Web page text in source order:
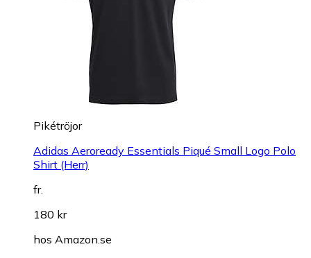
Pikétröjor
Adidas Aeroready Essentials Piqué Small Logo Polo
Shirt (Herr)
fr.
180 kr
hos Amazon.se